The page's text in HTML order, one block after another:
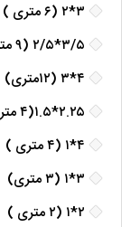
۳*۲ (۶ متری )
۳/۵*۲/۵ (۹ متری)
۴*۳ (۱۲متری)
۲.۲۵*۱.۵(۴ متری)
۴*۱ (۴ متری )
۳*۱ (۳ متری)
۲*۱ (۲ متری )